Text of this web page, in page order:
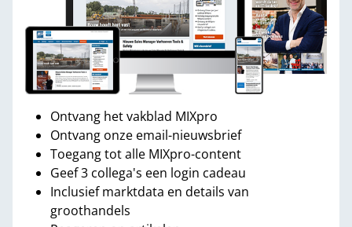
Ontvang het vakblad MIXpro
Ontvang onze email-nieuwsbrief
Toegang tot alle MIXpro-content
Geef 3 collega's een login cadeau
Inclusief marktdata en details van
groothandels